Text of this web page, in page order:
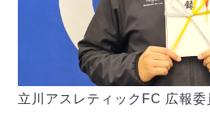
立川アスレティックFC 広報